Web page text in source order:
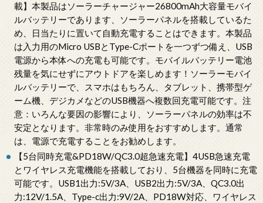
載】本製品はソーラーチャージャー26800mAh大容量モバイ
ルバッテリーであります、ソーラーパネルを搭載しているた
め、日当たりに置いて自動充電することはできます。本製品
は入力用のMicro USBとType-Cポートを一つずつ備え、USB
電源から本体への充電も可能です。モバイルバッテリー電池
残量を気にせずにアウトドアを楽しめます！ソーラーモバイ
ルバッテリーで、スマホはもちろん、タブレット、携帯型ゲ
ーム機、デジカメなどのUSB機器へ複数回充電可能です。注
意：いろんな要因の影響により、ソーラーパネルの効率は不
安定となります。非常時のみ使用をおすすめします。通常
は、電源で充電することをお勧めします。
【5台同時充電&PD18W/QC3.0超急速充電】4USB急速充電
とワイヤレス充電機能を搭載しており、5台機器を同時に充電
可能です。USB1出力:5V/3A、USB2出力:5V/3A、QC3.0出
力:12V/1.5A、Type-c出力:9V/2A、PD18W対応、ワイヤレス